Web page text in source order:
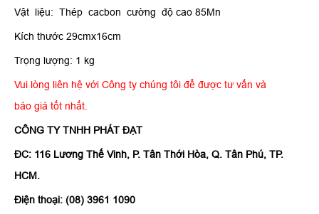
Vật liệu: Thép cacbon cường độ cao 85Mn
Kích thước 29cmx16cm
Trọng lượng: 1 kg
Vui lòng liên hệ với Công ty chúng tôi để được tư vấn và
báo giá tốt nhất.
CÔNG TY TNHH PHÁT ĐẠT
ĐC: 116 Lương Thế Vinh, P. Tân Thới Hòa, Q. Tân Phú, TP.
HCM.
Điện thoại: (08) 3961 1090